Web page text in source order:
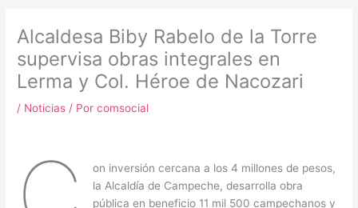
Alcaldesa Biby Rabelo de la Torre
supervisa obras integrales en
Lerma y Col. Héroe de Nacozari
/ Noticias / Porcomsocial
on inversión cercana a los 4 millones de pesos,
la Alcaldía de Campeche, desarrolla obra
pública en beneficio 11 mil 500 campechanos y